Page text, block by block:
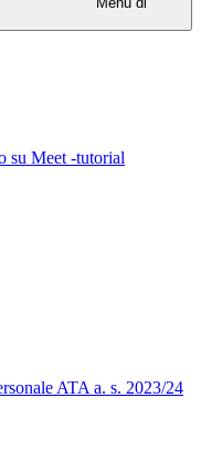
su Meet -tutorial
ATA a. s. 2023/24